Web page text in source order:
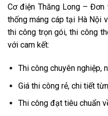
Cơ điện Thăng Long – Đơn
thống máng cáp tại Hà Nội
thi công trọn gói, thi công
với cam kết:
Thi công chuyên nghiệp,
Giá thi công rẻ, chi tiết
Thi công đạt tiêu chuẩn